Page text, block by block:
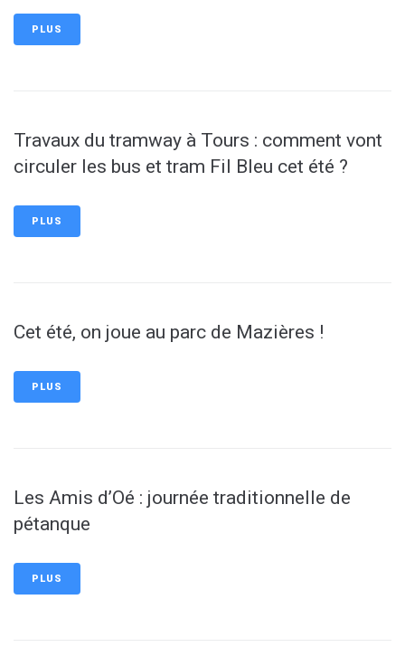
PLUS
Travaux du tramway à Tours : comment vont
circuler les bus et tram Fil Bleu cet été ?
PLUS
Cet été, on joue au parc de Mazières !
PLUS
Les Amis d’Oé : journée traditionnelle de
pétanque
PLUS